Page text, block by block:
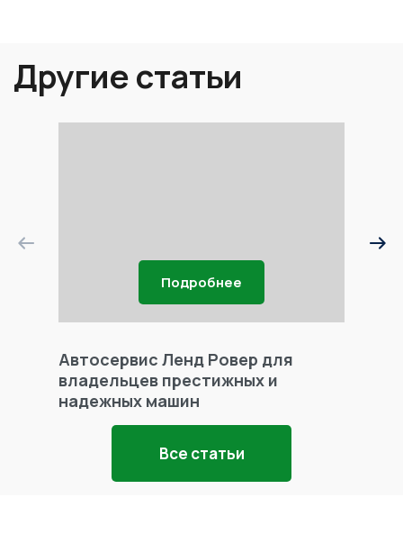
Другие статьи
Подробнее
Автосервис Ленд Ровер для
владельцев престижных и
надежных машин
Все статьи